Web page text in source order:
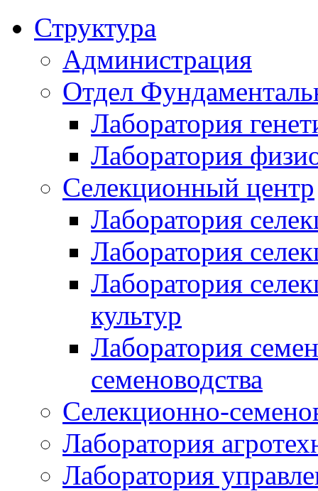
Структура
Администрация
Отдел
Лаборатория
Лаборатория
Селекционный центр
Лаборатория
Лаборатория
Лаборатория
культур
Лаборатория
семеноводства
Селекционно-
Лаборатория
Лаборатория